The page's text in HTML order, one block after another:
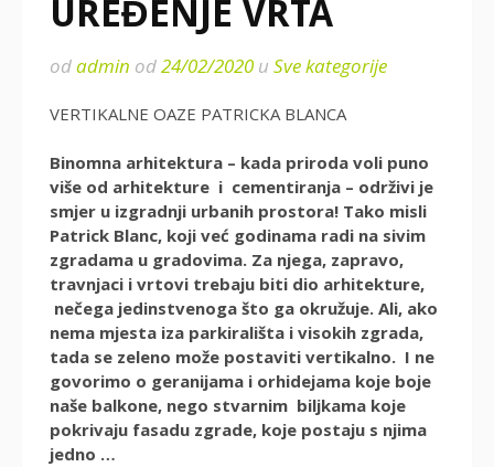
UREĐENJE VRTA
odadmin od24/02/2020 u Sve kategorije
VERTIKALNE OAZE PATRICKA BLANCA
Binomna arhitektura – kada priroda voli puno
više od arhitekture i cementiranja – održivi je
smjer u izgradnji urbanih prostora! Tako misli
Patrick Blanc, koji već godinama radi na sivim
zgradama u gradovima. Za njega, zapravo,
travnjaci i vrtovi trebaju biti dio arhitekture,
nečega jedinstvenoga što ga okružuje. Ali, ako
nema mjesta iza parkirališta i visokih zgrada,
tada se zeleno može postaviti vertikalno. I ne
govorimo o geranijama i orhidejama koje boje
naše balkone, nego stvarnim biljkama koje
pokrivaju fasadu zgrade, koje postaju s njima
jedno …